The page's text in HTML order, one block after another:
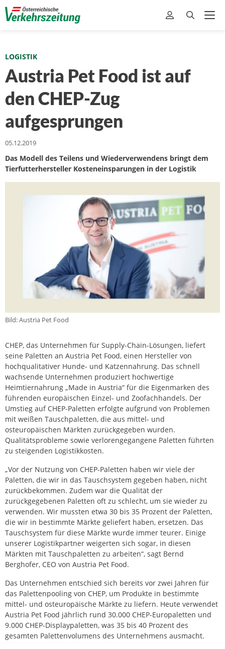
LOGISTIK
Austria Pet Food ist auf
den CHEP-Zug
aufgesprungen
05.12.2019
Das Modell des Teilens und Wiederverwendens bringt dem
Tierfutterhersteller Kosteneinsparungen in der Logistik
Bild: Austria Pet Food
CHEP, das Unternehmen für Supply-Chain-Lösungen, liefert
seine Paletten an Austria Pet Food, einen Hersteller von
hochqualitativer Hunde- und Katzennahrung. Das schnell
wachsende Unternehmen produziert hochwertige
Heimtiernahrung „Made in Austria“ für die Eigenmarken des
führenden europäischen Einzel- und Zoofachhandels. Der
Umstieg auf CHEP-Paletten erfolgte aufgrund von Problemen
mit weißen Tauschpaletten, die aus mittel- und
osteuropäischen Märkten zurückgegeben wurden.
Qualitätsprobleme sowie verlorengegangene Paletten führten
zu steigenden Logistikkosten.
„Vor der Nutzung von CHEP-Paletten haben wir viele der
Paletten, die wir in das Tauschsystem gegeben haben, nicht
zurückbekommen. Zudem war die Qualität der
zurückgegebenen Paletten oft zu schlecht, um sie wieder zu
verwenden. Wir mussten etwa 30 bis 35 Prozent der Paletten,
die wir in bestimmte Märkte geliefert haben, ersetzen. Das
Tauschsystem für diese Märkte wurde immer teurer. Einige
unserer Logistikpartner weigerten sich sogar, in diesen
Märkten mit Tauschpaletten zu arbeiten“, sagt Bernd
Berghofer, CEO von Austria Pet Food.
Das Unternehmen entschied sich bereits vor zwei Jahren für
das Palettenpooling von CHEP, um Produkte in bestimmte
mittel- und osteuropäische Märkte zu liefern. Heute verwendet
Austria Pet Food jährlich rund 30.000 CHEP-Europaletten und
9.000 CHEP-Displaypaletten, was 35 bis 40 Prozent des
gesamten Palettenvolumens des Unternehmens ausmacht.